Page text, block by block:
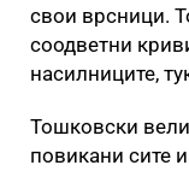
свои врсници.
соодветни
насилниците,
Тошковски
повикани сите